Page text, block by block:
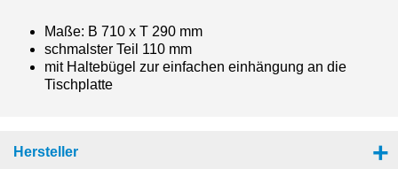
Maße: B 710 x T 290 mm
schmalster Teil 110 mm
mit Haltebügel zur einfachen einhängung an die
Tischplatte
Hersteller